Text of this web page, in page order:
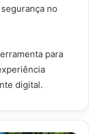
no
para
digital.